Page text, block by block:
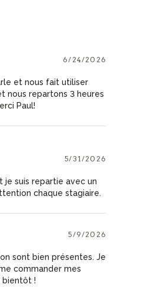
6/24/2026
et nous fait utiliser
nous repartons 3 heures
Paul!
5/31/2026
je suis repartie avec un
chaque stagiaire.
5/9/2026
sont bien présentes. Je
commander mes
bientôt !